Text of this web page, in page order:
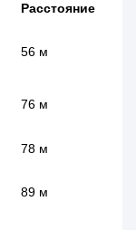
Расстояние
56 м
76 м
78 м
89 м